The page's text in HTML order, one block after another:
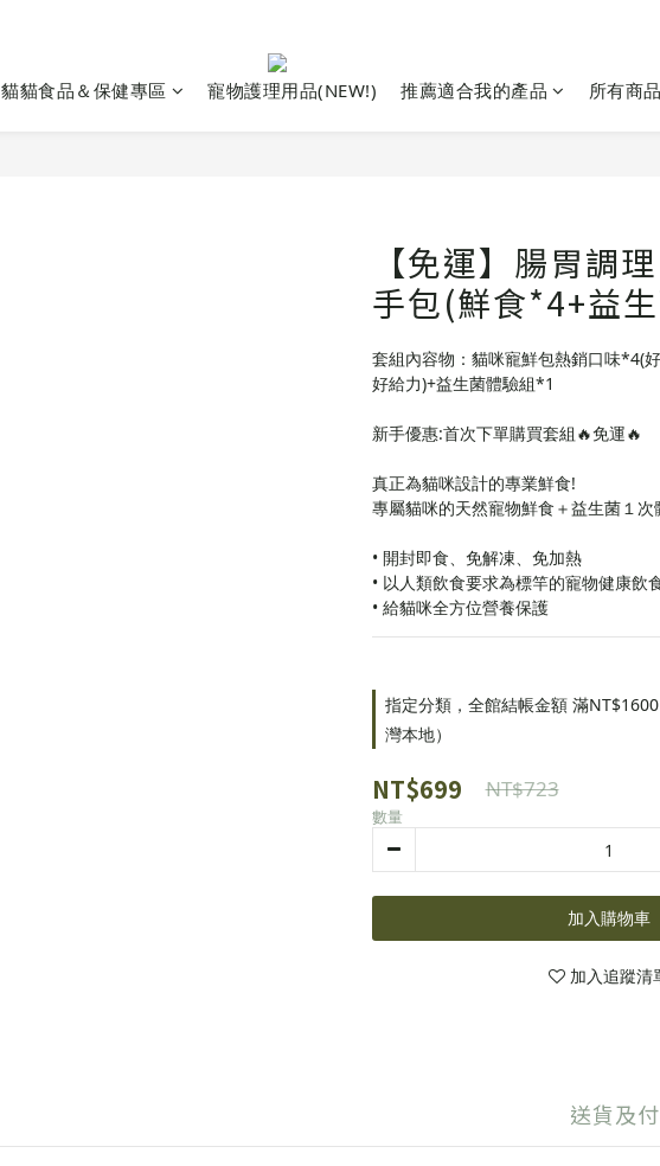
貓貓食品＆保健專區 寵物護理用品(NEW!) 推薦適合我的產品 所有商品
【免運】腸胃調
手包(鮮食*4+益
套組內容物：貓咪寵鮮包熱銷口味*4(
好給力)+益生菌體驗組*1
新手優惠:首次下單購買套組🔥免運🔥
真正為貓咪設計的專業鮮食!
專屬貓咪的天然寵物鮮食＋益生菌１次
• 開封即食、免解凍、免加熱
• 以人類飲食要求為標竿的寵物健康飲
• 給貓咪全方位營養保護
指定分類，全館結帳金額 滿
灣本地）
NT$699 NT$723
數量
加入購物車
加入追蹤清
送貨及